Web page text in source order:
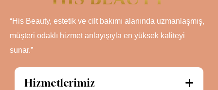
“His Beauty, estetik ve cilt bakımı alanında uzmanlaşmış,
müşteri odaklı hizmet anlayışıyla en yüksek kaliteyi
sunar.”
Hizmetlerimiz